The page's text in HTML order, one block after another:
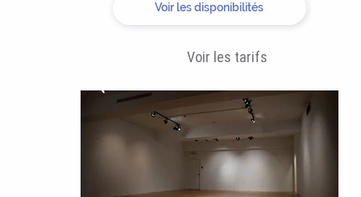
Voir les disponibilités
Voir les tarifs